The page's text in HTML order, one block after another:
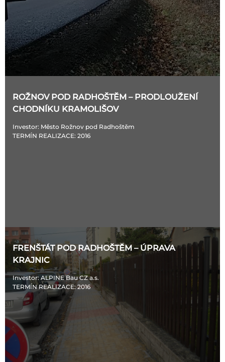
ROŽNOV POD RADHOŠTĚM – PRODLOUŽENÍ
CHODNÍKU KRAMOLIŠOV
Investor: Město Rožnov pod Radhoštěm
TERMÍN REALIZACE: 2016
FRENŠTÁT POD RADHOŠTĚM – ÚPRAVA
KRAJNIC
Investor: ALPINE Bau CZ a.s.
TERMÍN REALIZACE: 2016